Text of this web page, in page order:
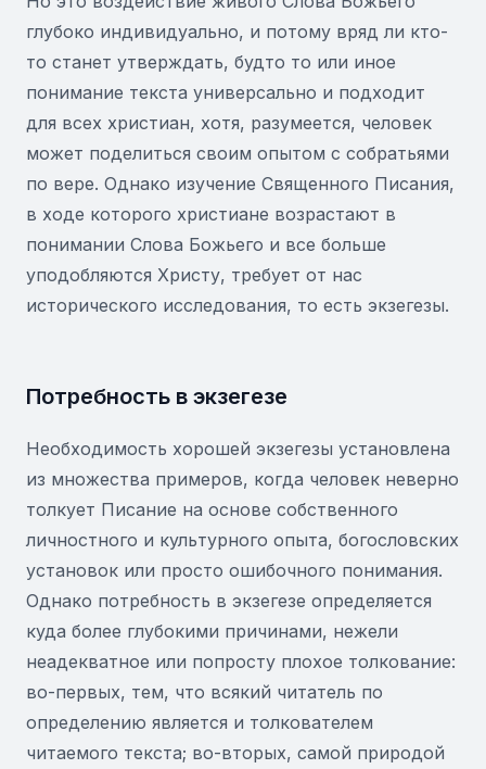
глубоко индивидуально, и потому вряд ли кто-
то станет утверждать, будто то или иное
понимание текста универсально и подходит
для всех христиан, хотя, разумеется, человек
может поделиться своим опытом с собратьями
по вере. Однако изучение Священного Писания,
в ходе которого христиане возрастают в
понимании Слова Божьего и все больше
уподобляются Христу, требует от нас
исторического исследования, то есть экзегезы.
Потребность в экзегезе
Необходимость хорошей экзегезы установлена
из множества примеров, когда человек неверно
толкует Писание на основе собственного
личностного и культурного опыта, богословских
установок или просто ошибочного понимания.
Однако потребность в экзегезе определяется
куда более глубокими причинами, нежели
неадекватное или попросту плохое толкование:
во-первых, тем, что всякий читатель по
определению является и толкователем
читаемого текста; во-вторых, самой природой